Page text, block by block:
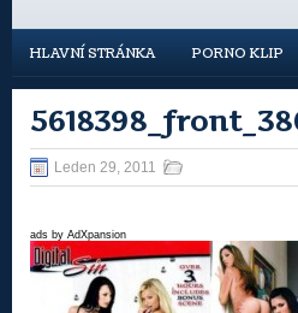
HLAVNÍ STRÁNKA PORNO KLIP
Leden 29, 2011
ads by AdXpansion